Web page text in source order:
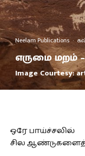
Neelam Publications ·
எருமை மறம்
Image Courtesy:
ஒரே பாய்ச்சலில்
சில ஆண்டுகளைத்